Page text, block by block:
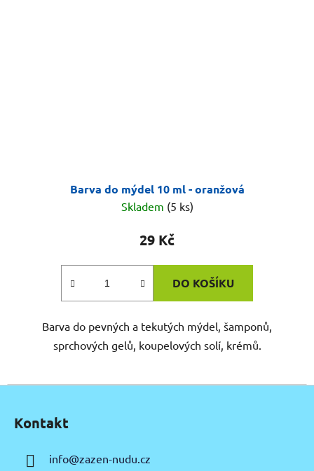
Barva do mýdel 10 ml - oranžová
Skladem (5 ks)
29 Kč
DO KOŠÍKU
Barva do pevných a tekutých mýdel, šamponů,
sprchových gelů, koupelových solí, krémů.
Kontakt
info@zazen-nudu.cz